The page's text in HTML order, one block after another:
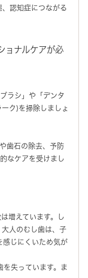
、認知症につながる
ョナルケアが必
ラシ」や「デンタ
ク)を掃除しましょ
歯石の除去、予防
なケアを受けまし
増えています。し
大人のむし歯は、子
感じにくいため気が
失っています。ま